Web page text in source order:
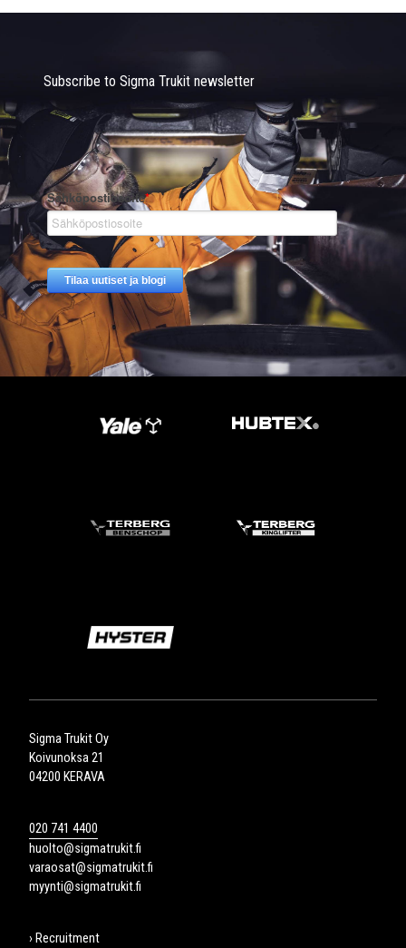
Subscribe to Sigma Trukit newsletter
Sigma Trukit Oy
Koivunoksa 21
04200 KERAVA
020 741 4400
huolto@sigmatrukit.fi
varaosat@sigmatrukit.fi
myynti@sigmatrukit.fi
› Recruitment